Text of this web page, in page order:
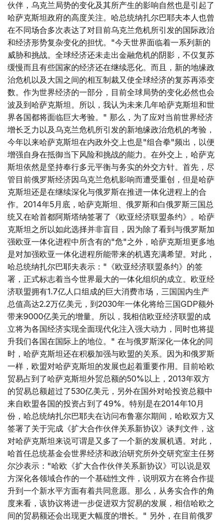
伙伴，乌克兰局势的变化及其所产生的影响自然也是引起了
哈萨克斯坦政府的高度关注。哈总统纳扎尔巴耶夫本人也曾
在不同场合多次表达了对目前乌克兰危机所引发的国际政治
和经济形势复杂变化的担忧。"今天世界面临着一系列新的
威胁和挑战。全球经济还未走出金融危机的阴影，不仅复苏
缓慢而且有些国家的经济还在继续恶化。而且，新的地缘政
治危机以及大国之间的相互制裁又使全球经济的复苏再添变
数。作为世界经济的一部分，目前全球局势的变化必然也会
波及到哈萨克斯坦。所以，我认为未来几年哈萨克斯坦和世
界各国都将面临巨大考验。" 那么，为了应对当前世界经济
增长乏力以及乌克兰危机所引发的新地缘政治危机的考验，
今年以来哈萨克斯坦在内政外交上也是"组合拳"频出，以便
增强自身在抵御当下风险和挑战的能力。在外交上，哈萨克
斯坦依然是坚持奉行多元平衡与务实的外交方针。首先，尽
管目前俄罗斯经济因乌克兰危机影响而遭受重创，但是哈萨
克斯坦还是在继续深化与俄罗斯在推进一体化进程上的合
作。2014年5月底，哈萨克斯坦、俄罗斯和白俄罗斯三国总
统又在哈首都阿斯塔纳签署了《欧亚经济联盟条约》。哈萨
克斯坦之所以如此选择并非盲目，因为除了看到与俄罗斯加
强欧亚一体化进程中所含有的"危"之外，哈萨克斯坦更多地
是对加强欧亚一体化进程所能带来的机遇充满希望。对此，
哈总统纳扎尔巴耶夫表示："《欧亚经济联盟条约》的签
署，正式标志着当今世界最大的一体化组织的成立。欧亚经
济联盟拥有1.7亿人口组成的巨大消费市场，三国国内生产
总值高达2.2万亿美元，到2030年一体化将给三国GDP额外
带来9000亿美元的增量。所以，我相信欧亚经济联盟的成
立将为各国经济实现全面现代化注入强大动力，同时也将提
升我们各国在国际上的地位。" 在与俄罗斯深化一体化的同
时，哈萨克斯坦还在积极加强与欧盟的关系。因为和俄罗斯
一样，欧盟对哈萨克斯坦的发展也起着重要作用。目前哈欧
贸易占到了哈萨克斯坦外贸总额的50%以上，2013年双方
的贸易总额超过了530亿美元，另外在国外对哈投资总额中
来自欧盟各国的投资占到了49%。特别是在2014年10月
份，哈总统纳扎尔巴耶夫在访问布鲁塞尔期间，哈欧双方又
签署了关于完成《扩大合作伙伴关系新协议》谈判文件，这
对哈萨克斯坦来说可谓是又多了一个新的发展机遇。对此，
哈首任总统基金会世界经济和政治研究所外交研究室主任努
尔沙表示："哈欧《扩大合作伙伴关系新协议》可以说是双
方深化各领域合作的一个基础性文件，说明双方在将合作提
升到一个新水平方面有着共同意愿。那么，从务实合作的角
度来看，该协议将进一步促进双方贸易的发展，相信哈欧之
间的贸易额还会出现更大幅度的增长。" 另外，在目前俄罗